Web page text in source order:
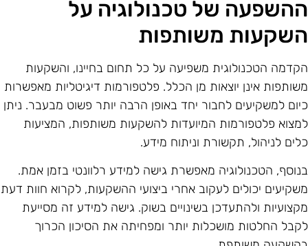
של טכנולוגיה על
משותפות
הטכנולוגית משפיעה על כל תחום בחיינו, והשקעות
אינן יוצאות מן הכלל. פלטפורמות דיגיטליות מאפשרות
למשקיעים לחבור יחד באופן הרבה יותר פשוט מבעבר. ניתן
פלטפורמות המיועדות להשקעות משותפות, המציעות
לניהול, תקשורת וניתוח מידע.
הטכנולוגיה מאפשרת גישה למידע רלוונטי בזמן אמת.
יכולים לעקוב אחרי ביצועי ההשקעות, לקרוא חוות דעת
ולהתעדכן בשינויים בשוק. גישה למידע זה מסייעת
החלטות מושכלות יותר ומפחיתה את הסיכון הכרוך